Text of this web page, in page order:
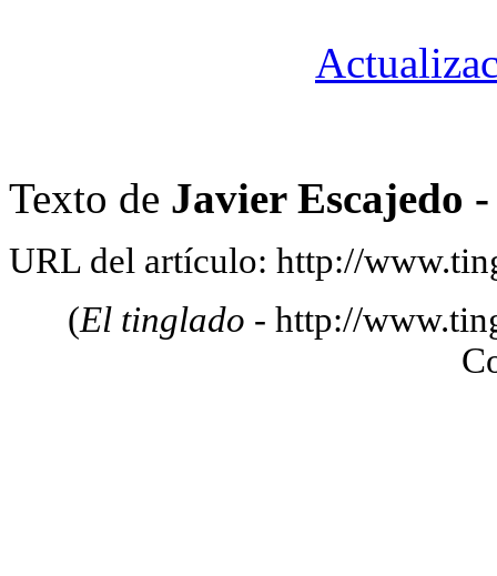
Texto de Javier Escajedo
URL del artículo: http://
(El tinglado - http://